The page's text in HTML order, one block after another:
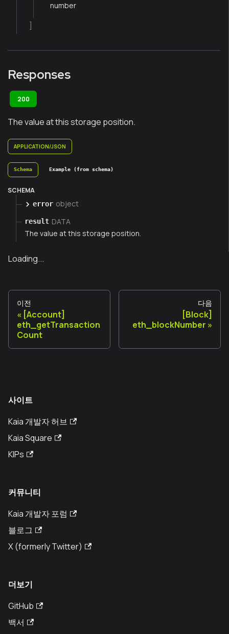
number
Responses
200
The value at this storage position.
APPLICATION/JSON
Schema Example (from schema)
SCHEMA
error object
result DATA
The value at this storage position.
Loading...
이전
[Account]
eth_getTransaction
Count
다음
[Block]
eth_blockNumber
사이트
Kaia 개발자 허브
Kaia Square
KIPs
커뮤니티
Kaia 개발자 포럼
블로그
X (formerly Twitter)
더보기
GitHub
백서